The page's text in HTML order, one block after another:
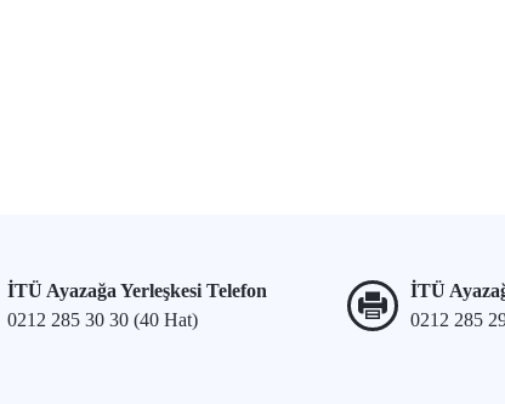
İTÜ Ayazağa Yerleşkesi Telefon
0212 285 30 30 (40 Hat)
İTÜ
0212 285